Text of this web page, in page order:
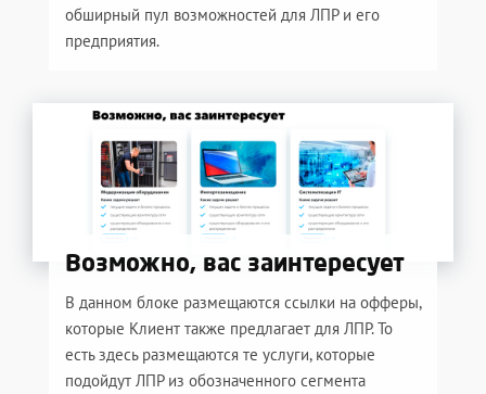
обширный пул возможностей для ЛПР и его
предприятия.
Возможно, вас заинтересует
В данном блоке размещаются ссылки на офферы,
которые Клиент также предлагает для ЛПР. То
есть здесь размещаются те услуги, которые
подойдут ЛПР из обозначенного сегмента